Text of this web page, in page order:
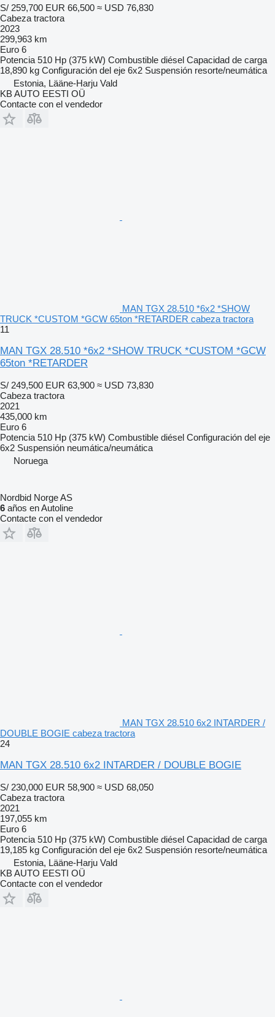
S/ 259,700 EUR 66,500 ≈ USD 76,830
Cabeza tractora
2023
299,963 km
Euro 6
Potencia 510 Hp (375 kW) Combustible diésel Capacidad de carga
18,890 kg Configuración del eje 6x2 Suspensión resorte/neumática
Estonia, Lääne-Harju Vald
KB AUTO EESTI OÜ
Contacte con el vendedor
MAN TGX 28.510 *6x2 *SHOW
TRUCK *CUSTOM *GCW 65ton *RETARDER cabeza tractora
11
MAN TGX 28.510 *6x2 *SHOW TRUCK *CUSTOM *GCW
65ton *RETARDER
S/ 249,500 EUR 63,900 ≈ USD 73,830
Cabeza tractora
2021
435,000 km
Euro 6
Potencia 510 Hp (375 kW) Combustible diésel Configuración del eje
6x2 Suspensión neumática/neumática
Noruega
Nordbid Norge AS
6 años en Autoline
Contacte con el vendedor
MAN TGX 28.510 6x2 INTARDER /
DOUBLE BOGIE cabeza tractora
24
MAN TGX 28.510 6x2 INTARDER / DOUBLE BOGIE
S/ 230,000 EUR 58,900 ≈ USD 68,050
Cabeza tractora
2021
197,055 km
Euro 6
Potencia 510 Hp (375 kW) Combustible diésel Capacidad de carga
19,185 kg Configuración del eje 6x2 Suspensión resorte/neumática
Estonia, Lääne-Harju Vald
KB AUTO EESTI OÜ
Contacte con el vendedor